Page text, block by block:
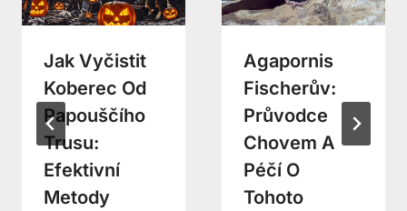
Jak Vyčistit
Koberec Od
Papouščího
Trusu:
Efektivní
Metody
Agapornis
Fischerův:
Průvodce
Chovem A
Péčí O
Tohoto